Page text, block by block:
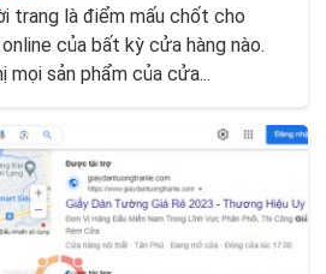
trang là điểm mấu chốt cho
của bất kỳ cửa hàng nào.
mọi sản phẩm của cửa...